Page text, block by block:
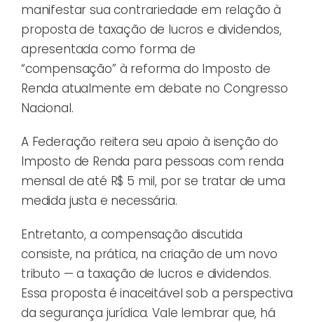
manifestar sua contrariedade em relação à
proposta de taxação de lucros e dividendos,
apresentada como forma de
“compensação” à reforma do Imposto de
Renda atualmente em debate no Congresso
Nacional.
A Federação reitera seu apoio à isenção do
Imposto de Renda para pessoas com renda
mensal de até R$ 5 mil, por se tratar de uma
medida justa e necessária.
Entretanto, a compensação discutida
consiste, na prática, na criação de um novo
tributo — a taxação de lucros e dividendos.
Essa proposta é inaceitável sob a perspectiva
da segurança jurídica. Vale lembrar que, há